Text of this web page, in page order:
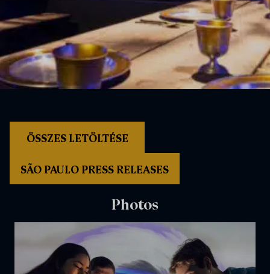
ÖSSZES LETÖLTÉSE
SÃO PAULO PRESS RELEASES
Photos